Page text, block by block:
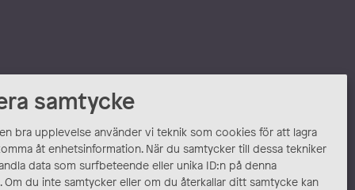
samtycke
bra upplevelse använder vi teknik som cookies för att lagra
åt enhetsinformation. När du samtycker till dessa tekniker
data som surfbeteende eller unika ID:n på denna
Om du inte samtycker eller om du återkallar ditt samtycke kan